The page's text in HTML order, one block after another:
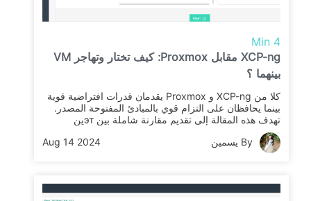
4 Min
XCP-ng مقابل Proxmox: كيف تختار وتهاجر VM
بينهما ؟
كلا من XCP-ng و Proxmox يقدمان قدرات افتراضية قوية
بينما يحافظان على التزام قوي بالمبادئ المفتوحة المصدر.
تهدف هذه المقالة إلى تقديم مقارنة شاملة بين этين
المنصتين.
By يسمين
Aug 14 2024